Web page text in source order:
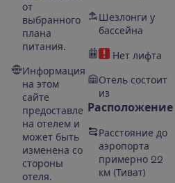
от
выбранного
плана
питания.
Информация
на этом
сайте
предоставле
на отелем и
может быть
изменена со
стороны
отеля.
Шезлонги у
бассейна
Нет лифта
Отель состоит
из
Расположение
Расстояние до
аэропорта
примерно 22
км (Тиват)